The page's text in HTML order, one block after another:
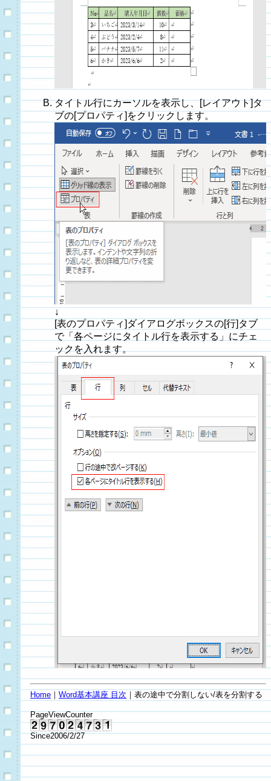
タイトル行にカーソルを表示し、[レイアウト]タ
ブの[プロパティ]をクリックします。
↓
[表のプロパティ]ダイアログボックスの[行]タブ
で「各ページにタイトル行を表示する」にチェ
ックを入れます。
Home ｜ Word基本講座 目次 ｜表の途中で分割しない/表を分割する
PageViewCounter
Since2006/2/27